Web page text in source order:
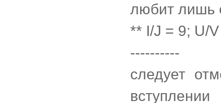
любит лишь
** I/J = 9; U/
----------
следует